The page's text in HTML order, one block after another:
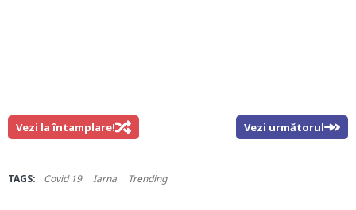
Vezi la întamplare! Vezi următorul
TAGS: Covid 19 Iarna Trending